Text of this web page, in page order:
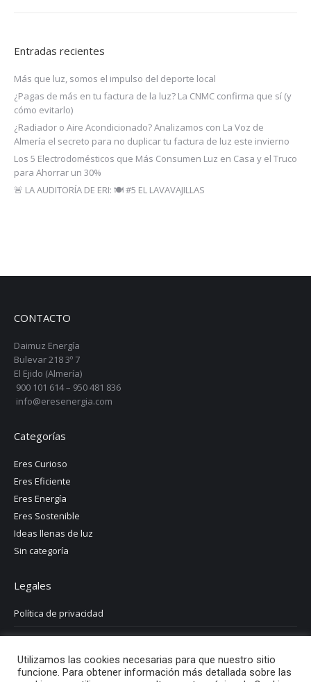
Entradas recientes
Más que luz, somos el impulso del deporte local
¿Pagas de más en tu factura de la luz? La CNMC confirma que sí (y
cómo evitarlo)
¿Radiador o Aire Acondicionado? Analizamos con La Voz de
Almería el secreto para no duplicar tu factura de luz este invierno
Los 5 Electrodomésticos que Más Consumen Luz en Casa y el Truco
para Ahorrar un 30%
🚨 LA AUDITORÍA DE ERI: 🍽️ #5 EL LAVAVAJILLAS
CONTACTO
Daimuz Energía
Bulevar 218 3º 7
El Ejido (Almería)
900 101 614 – 950 481 836
info@eresenergia.com
Categorías
Eres Curioso
Eres Eficiente
Eres Energía
Eres Sostenible
Ideas llenas de luz
Sin categoría
Legales
Política de privacidad
Política de cookies
Utilizamos las cookies necesarias para que nuestro sitio
funcione. Para obtener información más detallada sobre las